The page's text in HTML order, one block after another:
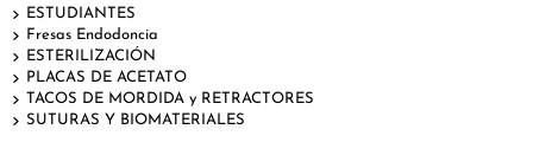
ESTUDIANTES
Fresas Endodoncia
ESTERILIZACIÓN
PLACAS DE ACETATO
TACOS DE MORDIDA y RETRACTORES
SUTURAS Y BIOMATERIALES